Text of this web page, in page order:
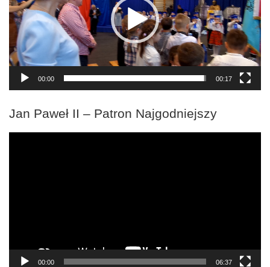
00:00 00:17
Jan Paweł II – Patron Najgodniejszy
00:00 06:37